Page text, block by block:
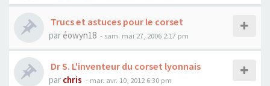
Trucs et astuces pour le corset
par éowyn18 - sam. mai 27, 2006 2:17 pm
Dr S. L'inventeur du corset lyonnais
par chris - mar. avr. 10, 2012 6:30 pm